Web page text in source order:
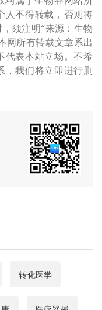
人不得转载，否则将
须注明“来源：生物
网所有转载文章系出
代表本站立场。不希
，我们将立即进行删
转化医学